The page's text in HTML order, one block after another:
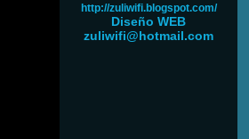
http://zuliwifi.blogspot.com/
Diseño WEB
zuliwifi@hotmail.com